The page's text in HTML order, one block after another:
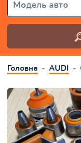
Модель авто
Головна AUDI